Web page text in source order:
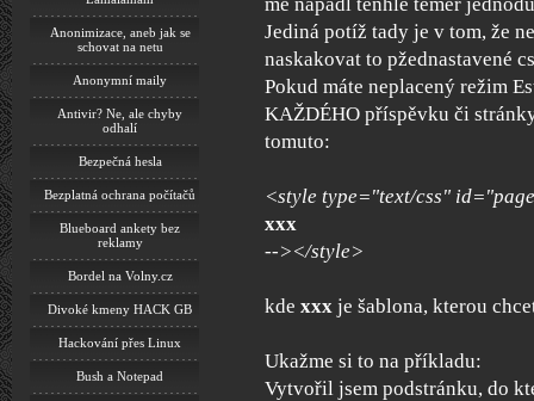
Anonimizace, aneb jak se
schovat na netu
Anonymní maily
Antivir? Ne, ale chyby
odhalí
Bezpečná hesla
Bezplatná ochrana počítačů
Blueboard ankety bez
reklamy
Bordel na Volny.cz
Divoké kmeny HACK GB
Hackování přes Linux
Bush a Notepad
Jediná potíž tady je v tom, že
naskakovat to pžednastavené
Pokud máte neplacený režim
KAŽDÉHO příspěvku či
tomuto:
<style type="text/css"
xxx
--></style>
kde xxx je šablona, kterou
Ukažme si to na příkladu:
Vytvořil jsem podstránku, do